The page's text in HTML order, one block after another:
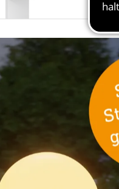
Außenleuchte - Professional
600
×